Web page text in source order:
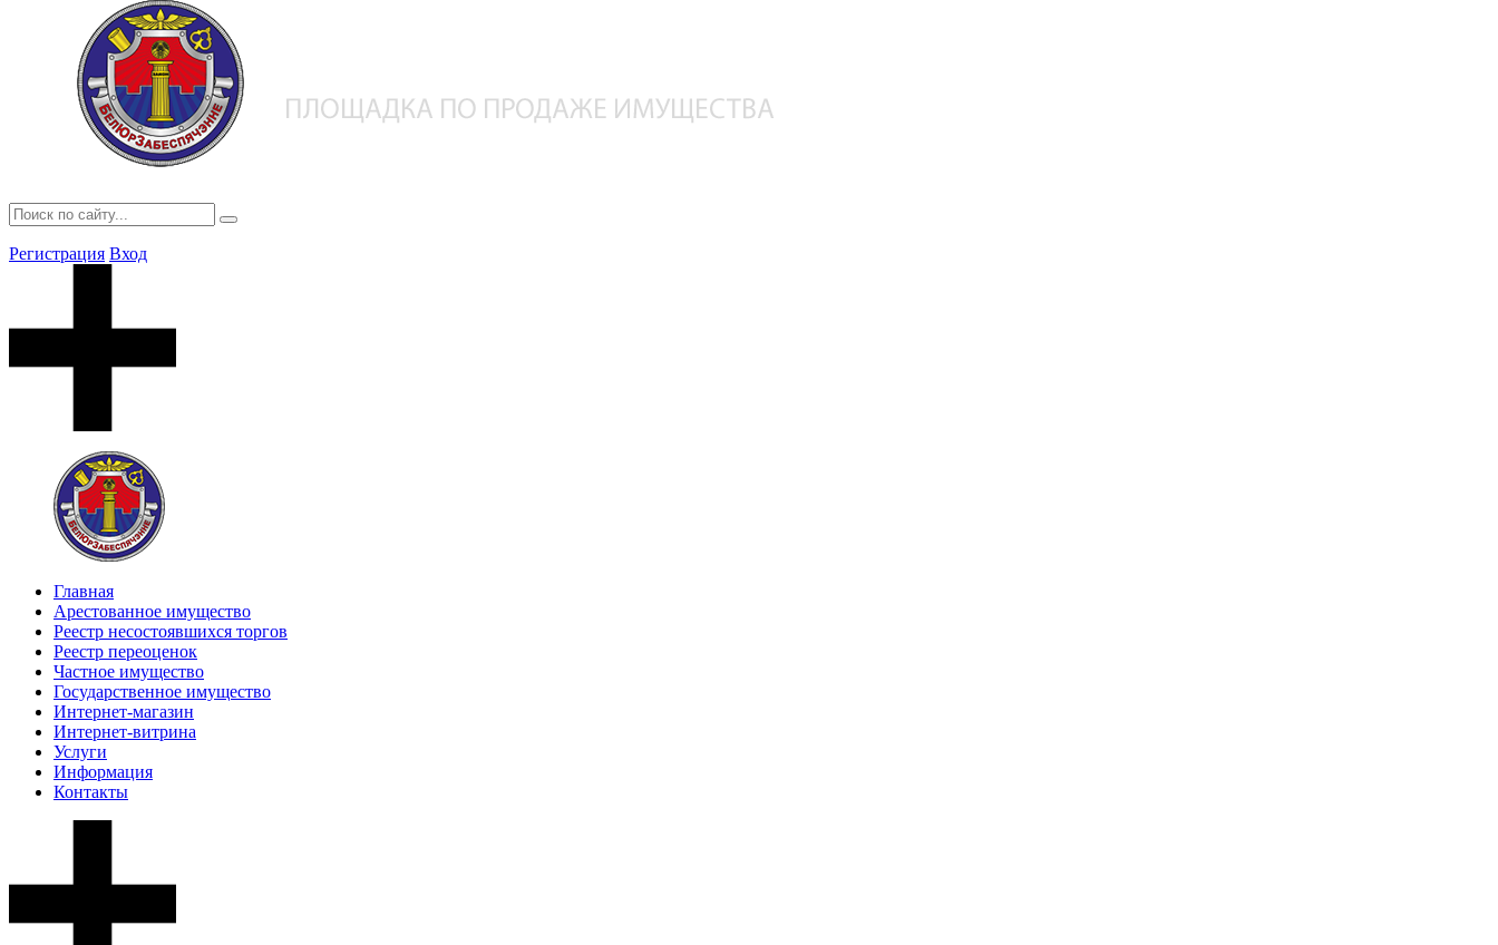
Регистрация Вход
Главная
Арестованное имущество
Реестр несостоявшихся торгов
Реестр переоценок
Частное имущество
Государственное имущество
Интернет-магазин
Интернет-витрина
Услуги
Информация
Контакты